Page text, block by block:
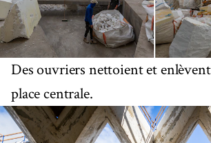
Des ouvriers nettoient et enlèvent
place centrale.